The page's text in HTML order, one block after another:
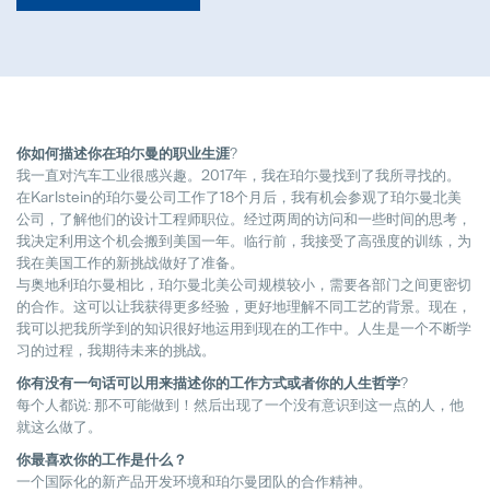
Pollmann presents initial review
21. August 2025
24. July 2025
你如何描述你在珀尓曼的职业生涯?
我一直对汽车工业很感兴趣。2017年，我在珀尓曼找到了我所寻找的。
在Karlstein的珀尓曼公司工作了18个月后，我有机会参观了珀尓曼北美
公司，了解他们的设计工程师职位。经过两周的访问和一些时间的思考，
我决定利用这个机会搬到美国一年。临行前，我接受了高强度的训练，为
我在美国工作的新挑战做好了准备。
与奥地利珀尓曼相比，珀尓曼北美公司规模较小，需要各部门之间更密切
的合作。这可以让我获得更多经验，更好地理解不同工艺的背景。现在，
我可以把我所学到的知识很好地运用到现在的工作中。人生是一个不断学
习的过程，我期待未来的挑战。
你有没有一句话可以用来描述你的工作方式或者你的人生哲学?
每个人都说: 那不可能做到！然后出现了一个没有意识到这一点的人，他
就这么做了。
你最喜欢你的工作是什么？
一个国际化的新产品开发环境和珀尓曼团队的合作精神。